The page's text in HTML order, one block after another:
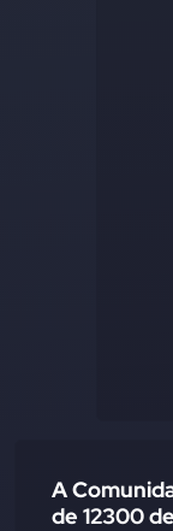
A
de 12300